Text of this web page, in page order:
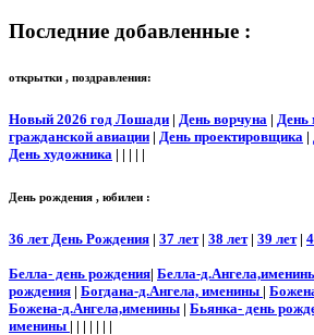
Последние добавленные :
открытки , поздравления:
Новый 2026 год Лошади | День ворчуна | День
гражданской авиации | День проектировщика |
День художника | | | | |
День рождения , юбилеи :
36 лет День Рождения | 37 лет| 38 лет| 39 лет|
Белла- день рождения| Белла-
рождения | Богдана-д.Ангела, именины |
Божена-д.Ангела,именины | Бьянка- день
именины | | | | | | |